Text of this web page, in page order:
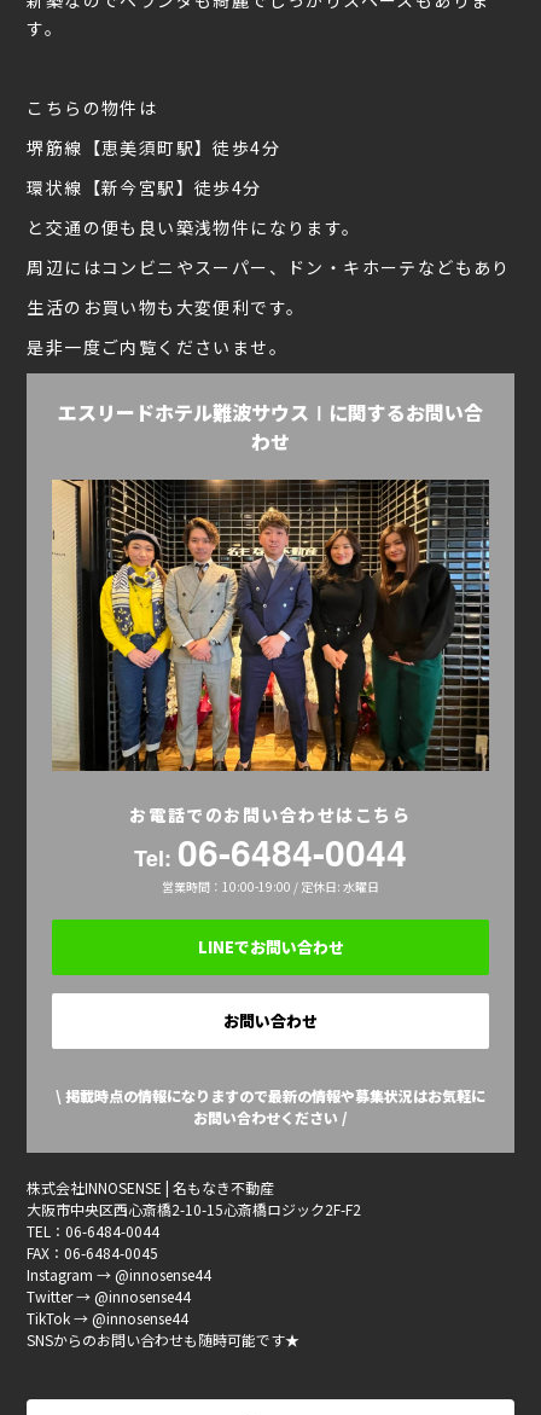
す。
こちらの物件は
堺筋線【恵美須町駅】徒歩4分
環状線【新今宮駅】徒歩4分
と交通の便も良い築浅物件になります。
周辺にはコンビニやスーパー、ドン・キホーテなどもあり
生活のお買い物も大変便利です。
是非一度ご内覧くださいませ。
エスリードホテル難波サウスⅠに関するお問い合
わせ
お電話でのお問い合わせはこちら
Tel: 06-6484-0044
営業時間：10:00-19:00 / 定休日: 水曜日
LINEでお問い合わせ
お問い合わせ
\ 掲載時点の情報になりますので最新の情報や募集状況はお気軽に
お問い合わせください /
株式会社INNOSENSE | 名もなき不動産
大阪市中央区西心斎橋2-10-15心斎橋ロジック2F-F2
TEL：06-6484-0044
FAX：06-6484-0045
Instagram → @innosense44
Twitter → @innosense44
TikTok → @innosense44
SNSからのお問い合わせも随時可能です★